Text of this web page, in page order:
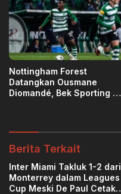
Nottingham Forest
Datangkan Ousmane
Diomandé, Bek Sporting CP
Berita Terkait
Inter Miami Takluk 1-2 dari
Monterrey dalam Leagues
Cup Meski De Paul Cetak